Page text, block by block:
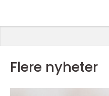
Flere nyheter